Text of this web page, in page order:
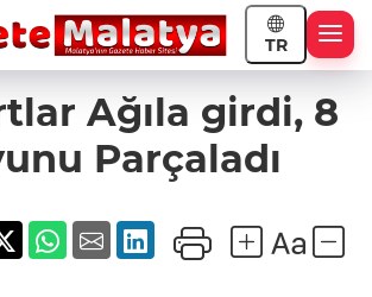
TR
Ağıla girdi, 8
Parçaladı